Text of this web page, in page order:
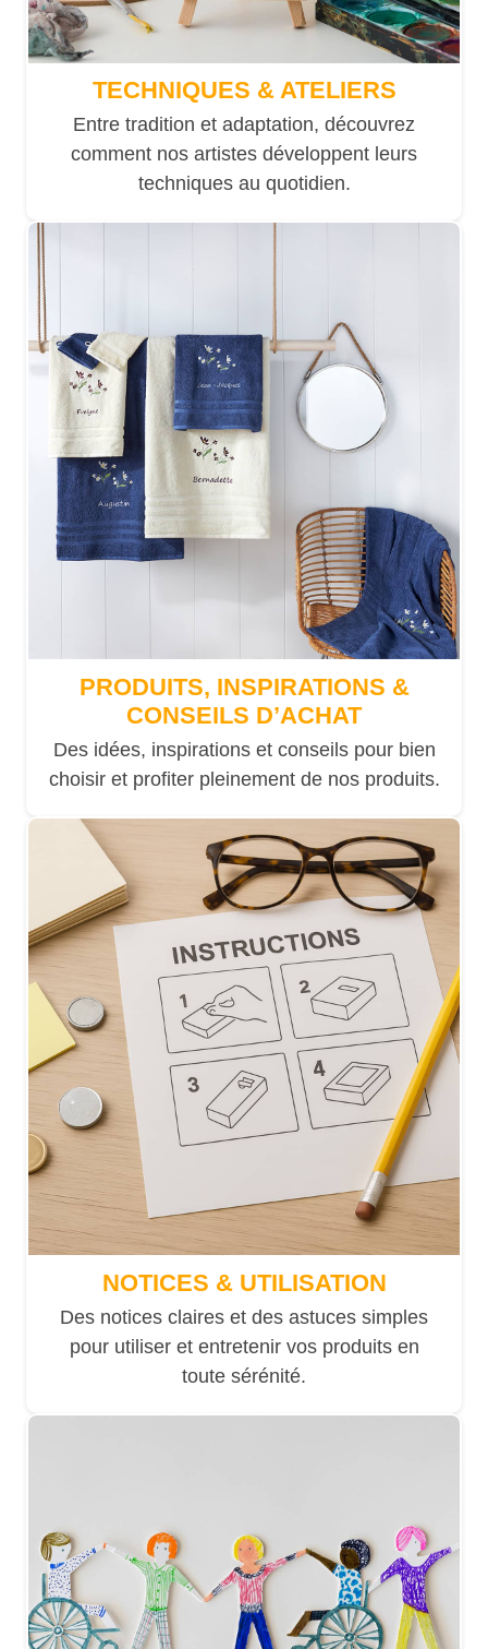
TECHNIQUES & ATELIERS
Entre tradition et adaptation, découvrez
comment nos artistes développent leurs
techniques au quotidien.
PRODUITS, INSPIRATIONS &
CONSEILS D’ACHAT
Des idées, inspirations et conseils pour bien
choisir et profiter pleinement de nos produits.
NOTICES & UTILISATION
Des notices claires et des astuces simples
pour utiliser et entretenir vos produits en
toute sérénité.